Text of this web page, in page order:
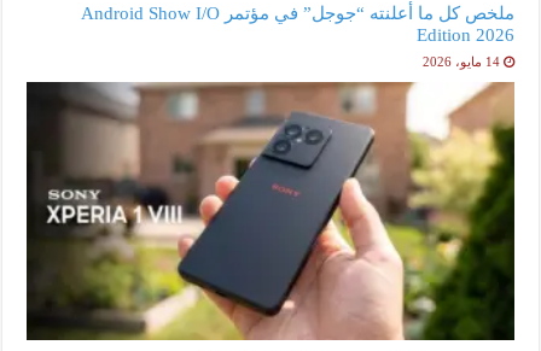
ملخص كل ما أعلنته “جوجل” في مؤتمر Android Show I/O
Edition 2026
14 مايو، 2026